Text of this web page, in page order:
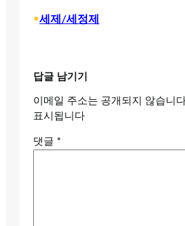
•세제/세정제
답글 남기기
이메일 주소는 공개되지 않습니
표시됩니다
댓글 *